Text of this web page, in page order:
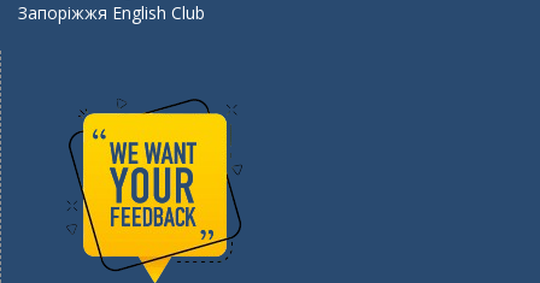
Запоріжжя English Club